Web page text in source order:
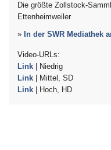
Die größte Zollstock-
Ettenheimweiler
» In der SWR Mediathek
Video-URLs:
Link | Niedrig
Link | Mittel, SD
Link | Hoch, HD